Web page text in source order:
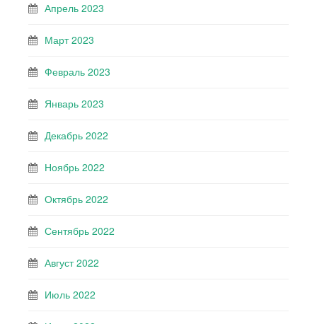
Апрель 2023
Март 2023
Февраль 2023
Январь 2023
Декабрь 2022
Ноябрь 2022
Октябрь 2022
Сентябрь 2022
Август 2022
Июль 2022